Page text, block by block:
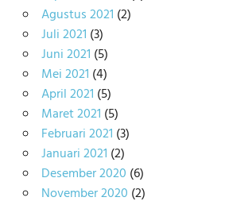
Agustus 2021 (2)
Juli 2021 (3)
Juni 2021 (5)
Mei 2021 (4)
April 2021 (5)
Maret 2021 (5)
Februari 2021 (3)
Januari 2021 (2)
Desember 2020 (6)
November 2020 (2)